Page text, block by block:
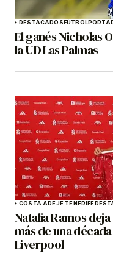
DESTACADOSFÚTBOL
El ganés Nicholas
la UD Las Palmas
COSTA ADEJE TENERIFE
Natalia Ramos
más de una
Liverpool